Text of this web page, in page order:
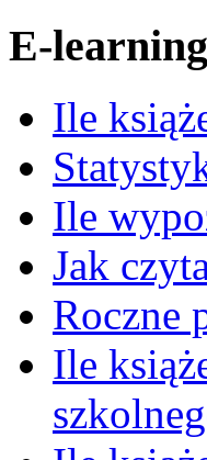
E-
Ile
Ile
Jak
Roczne
Ile